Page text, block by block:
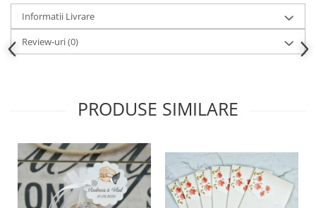
Informatii Livrare
Review-uri(0)
PRODUSE SIMILARE